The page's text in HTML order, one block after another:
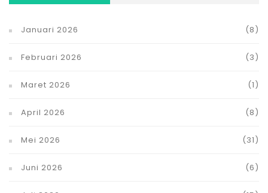
Januari 2026 (8)
Februari 2026 (3)
Maret 2026 (1)
April 2026 (8)
Mei 2026 (31)
Juni 2026 (6)